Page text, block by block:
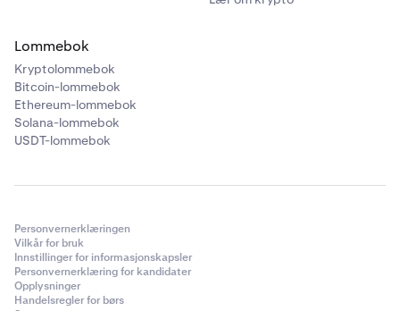
Acurast
ACU
Ethereum (ERC-20)
ADI
Ethereum (ERC-20)
Lommebok
Kryptolommebok
Bitcoin-lommebok
Ethereum-lommebok
Solana-lommebok
USDT-lommebok
Personvernerklæringen
Vilkår for bruk
Innstillinger for informasjonskapsler
Personvernerklæring for kandidater
Opplysninger
Handelsregler for børs